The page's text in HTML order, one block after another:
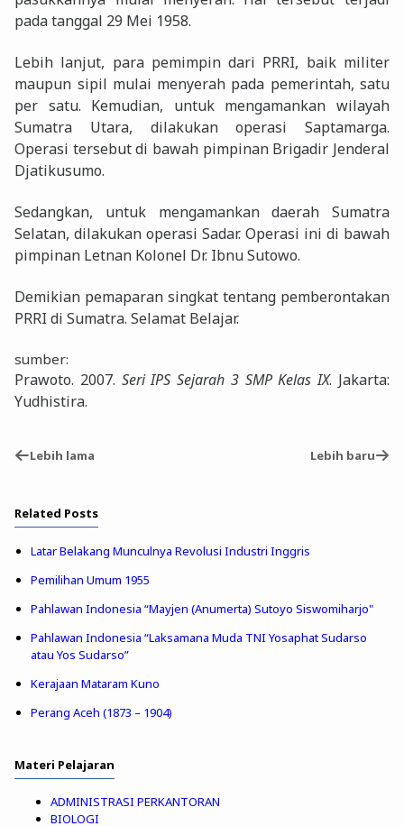
pada tanggal 29 Mei 1958.
Lebih lanjut, para pemimpin dari PRRI, baik militer
maupun sipil mulai menyerah pada pemerintah, satu
per satu. Kemudian, untuk mengamankan wilayah
Sumatra Utara, dilakukan operasi Saptamarga.
Operasi tersebut di bawah pimpinan Brigadir Jenderal
Djatikusumo.
Sedangkan, untuk mengamankan daerah Sumatra
Selatan, dilakukan operasi Sadar. Operasi ini di bawah
pimpinan Letnan Kolonel Dr. Ibnu Sutowo.
Demikian pemaparan singkat tentang pemberontakan
PRRI di Sumatra. Selamat Belajar.
sumber:
Prawoto. 2007. Seri IPS Sejarah 3 SMP Kelas IX. Jakarta:
Yudhistira.
Lebih lama Lebih baru
Related Posts
Latar Belakang Munculnya Revolusi Industri Inggris
Pemilihan Umum 1955
Pahlawan Indonesia “Mayjen (Anumerta) Sutoyo Siswomiharjo"
Pahlawan Indonesia “Laksamana Muda TNI Yosaphat Sudarso
atau Yos Sudarso”
Kerajaan Mataram Kuno
Perang Aceh (1873 – 1904)
Materi Pelajaran
ADMINISTRASI PERKANTORAN
BIOLOGI